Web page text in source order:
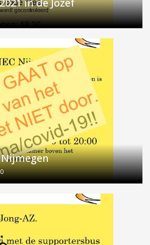
Nijmegen